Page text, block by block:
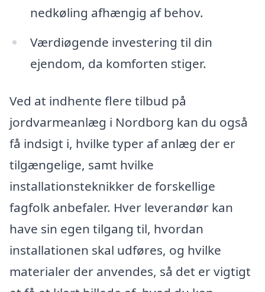
nedkøling afhængig af behov.
Værdiøgende investering til din
ejendom, da komforten stiger.
Ved at indhente flere tilbud på
jordvarmeanlæg i Nordborg kan du også
få indsigt i, hvilke typer af anlæg der er
tilgængelige, samt hvilke
installationsteknikker de forskellige
fagfolk anbefaler. Hver leverandør kan
have sin egen tilgang til, hvordan
installationen skal udføres, og hvilke
materialer der anvendes, så det er vigtigt